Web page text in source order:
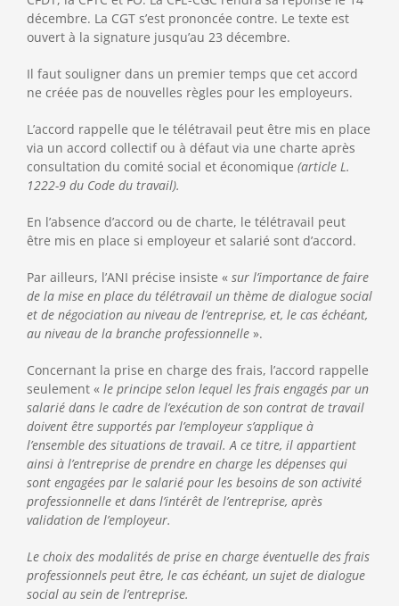
décembre. La CGT s’est prononcée contre. Le texte est
ouvert à la signature jusqu’au 23 décembre.
Il faut souligner dans un premier temps que cet accord
ne créée pas de nouvelles règles pour les employeurs.
L’accord rappelle que le télétravail peut être mis en place
via un accord collectif ou à défaut via une charte après
consultation du comité social et économique (article L.
1222-9 du Code du travail).
En l’absence d’accord ou de charte, le télétravail peut
être mis en place si employeur et salarié sont d’accord.
Par ailleurs, l’ANI précise insiste « sur l’importance de faire
de la mise en place du télétravail un thème de dialogue social
et de négociation au niveau de l’entreprise, et, le cas échéant,
au niveau de la branche professionnelle ».
Concernant la prise en charge des frais, l’accord rappelle
seulement « le principe selon lequel les frais engagés par un
salarié dans le cadre de l’exécution de son contrat de travail
doivent être supportés par l’employeur s’applique à
l’ensemble des situations de travail. A ce titre, il appartient
ainsi à l’entreprise de prendre en charge les dépenses qui
sont engagées par le salarié pour les besoins de son activité
professionnelle et dans l’intérêt de l’entreprise, après
validation de l’employeur.
Le choix des modalités de prise en charge éventuelle des frais
professionnels peut être, le cas échéant, un sujet de dialogue
social au sein de l’entreprise.